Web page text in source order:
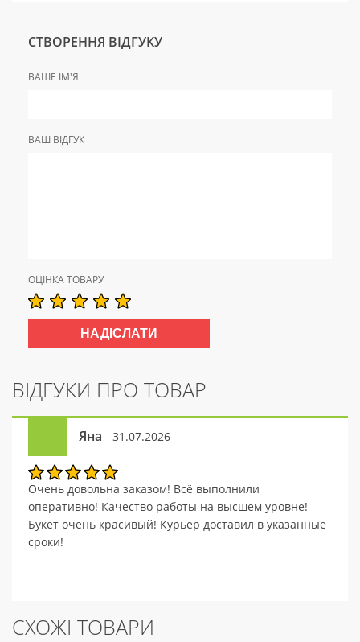
СТВОРЕННЯ ВІДГУКУ
ВАШЕ ІМ'Я
ВАШ ВІДГУК
ОЦІНКА ТОВАРУ
ВІДГУКИ ПРО ТОВАР
Яна - 31.07.2026
Очень довольна заказом! Всё выполнили
оперативно! Качество работы на высшем уровне!
Букет очень красивый! Курьер доставил в указанные
сроки!
СХОЖІ ТОВАРИ